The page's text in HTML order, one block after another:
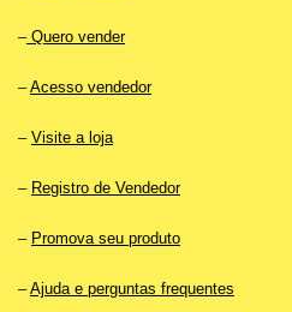
–Quero vender
–Acesso vendedor
– Visite a loja
– Registro de Vendedor
– Promova seu produto
–Ajuda e perguntas frequentes